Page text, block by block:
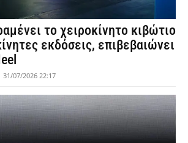
το χειροκίνητο κιβώτιο
εκδόσεις, επιβεβαιώνει
31/07/2026 22:17